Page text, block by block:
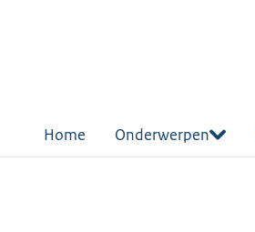
Home Onderwerpen